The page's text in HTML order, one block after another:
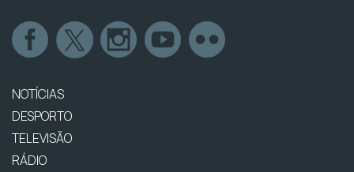
NOTÍCIAS
DESPORTO
TELEVISÃO
RÁDIO